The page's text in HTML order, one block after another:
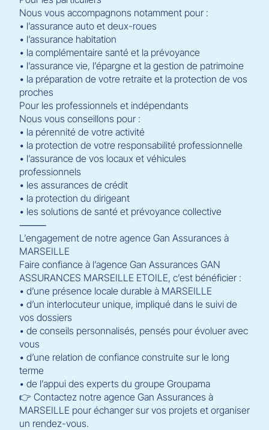
Nous vous accompagnons notamment pour :
• l’assurance auto et deux-roues
• l’assurance habitation
• la complémentaire santé et la prévoyance
• l’assurance vie, l’épargne et la gestion de patrimoine
• la préparation de votre retraite et la protection de vos
proches
Pour les professionnels et indépendants
Nous vous conseillons pour :
• la pérennité de votre activité
• la protection de votre responsabilité professionnelle
• l’assurance de vos locaux et véhicules
professionnels
• les assurances de crédit
• la protection du dirigeant
• les solutions de santé et prévoyance collective
⸻
L’engagement de notre agence Gan Assurances à
MARSEILLE
Faire confiance à l’agence Gan Assurances GAN
ASSURANCES MARSEILLE ETOILE, c’est bénéficier :
• d’une présence locale durable à MARSEILLE
• d’un interlocuteur unique, impliqué dans le suivi de
vos dossiers
• de conseils personnalisés, pensés pour évoluer avec
vous
• d’une relation de confiance construite sur le long
terme
• de l’appui des experts du groupe Groupama
👉 Contactez notre agence Gan Assurances à
MARSEILLE pour échanger sur vos projets et organiser
un rendez-vous.